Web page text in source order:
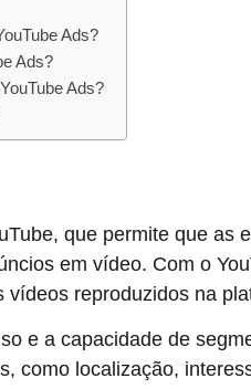
Ads?
Ads?
Ads?
que permite que as
em vídeo. Com o
reproduzidos na
e a capacidade de
como localização,